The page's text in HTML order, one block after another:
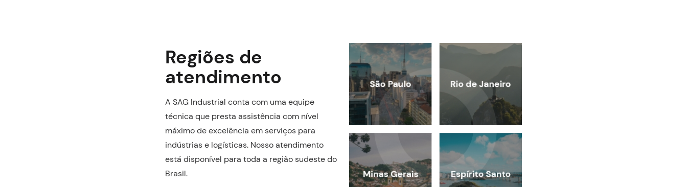
Regiões de
atendimento
A SAG Industrial conta com uma equipe
técnica que presta assistência com nível
máximo de excelência em serviços para
indústrias e logísticas. Nosso atendimento
está disponível para toda a região sudeste do
Brasil.